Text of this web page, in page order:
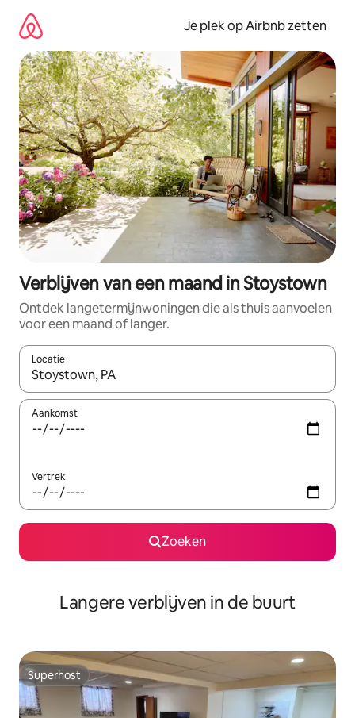
direct
naar
inhoud
Je plek op Airbnb zetten
Verblijven van een maand in Stoystown
Ontdek langetermijnwoningen die als thuis aanvoelen
voor een maand of langer.
Locatie
Wanneer er resultaten beschikbaar zijn, maak je een keuze
Aankomst
Vertrek
Zoeken
Langere verblijven in de buurt
Superhost
Superhost